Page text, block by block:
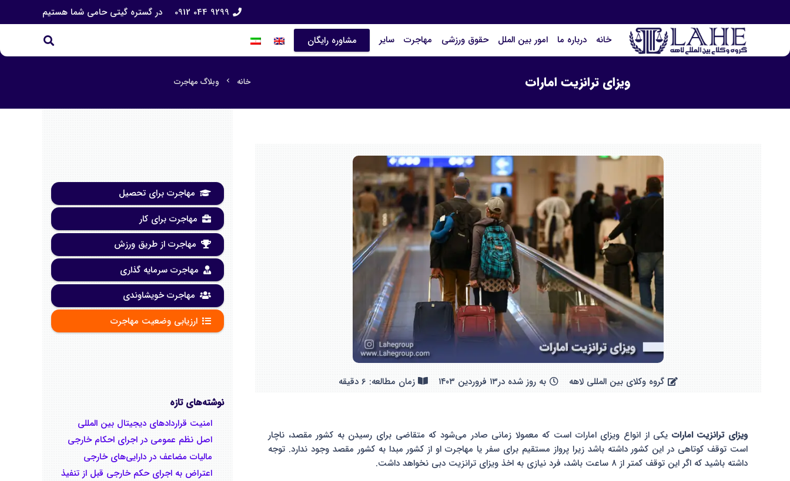
9299 044 0912
در گستره گیتی حامی شما هستیم
خانه
درباره ما امور بین الملل حقوق ورزشی مهاجرت سایر مشاوره رایگان
ویزای ترانزیت امارات خانه chevron_left وبلاگ مهاجرت
گروه وکلای بین المللی لاهه به روز شده در۱۳ فروردین ۱۴۰۳ زمان مطالعه: 6 دقیقه
ویزای ترانزیت امارات یکی از انواع ویزای امارات است که معمولا زمانی صادر می‌شود که متقاضی برای رسیدن به کشور مقصد، ناچار
است توقف کوتاهی در این کشور داشته باشد زیرا پرواز مستقیم برای سفر یا مهاجرت او از کشور مبدا به کشور مقصد وجود ندارد. توجه
داشته باشید که اگر این توقف کمتر از ۸ ساعت باشد، فرد نیازی به اخذ ویزای ترانزیت دبی نخواهد داشت.
مهاجرت برای تحصیل
مهاجرت برای کار
مهاجرت از طریق ورزش
مهاجرت سرمایه گذاری
مهاجرت خویشاوندی
ارزیابی وضعیت مهاجرت
نوشته‌های تازه
امنیت قراردادهای دیجیتال بین المللی
اصل نظم عمومی در اجرای احکام خارجی
مالیات مضاعف در دارایی‌های خارجی
اعتراض به اجرای حکم خارجی قبل از تنفیذ